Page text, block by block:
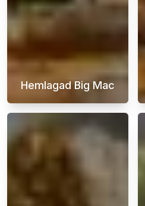
Hemlagad Big Mac
En